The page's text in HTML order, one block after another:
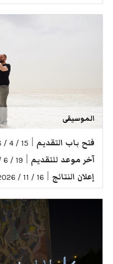
الموسيقى
فتح باب التقديم 15 / 4 / 2026
آخر موعد للتقديم 19 / 6 / 2026
إعلان النتائج 16 / 11 / 2026